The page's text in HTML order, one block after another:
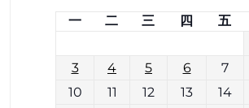
一
二 三 四 五
3
4 5 6 7
10
11 12 13 14